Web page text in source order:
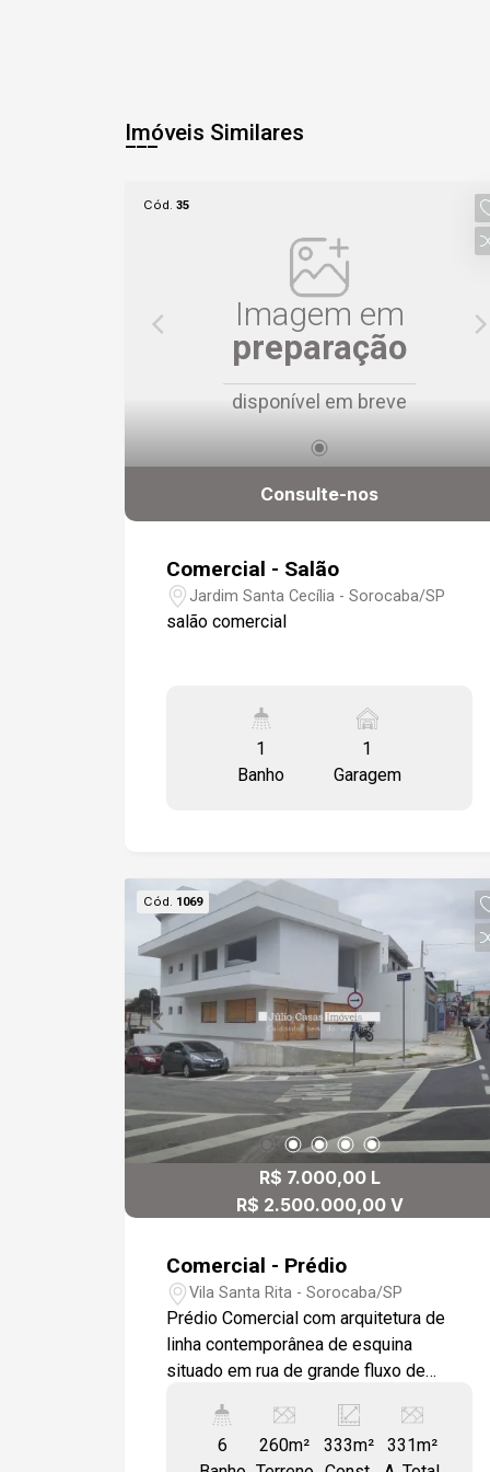
Imóveis Similares
Cód. 35
Imagem em
preparação
disponível em breve
Consulte-nos
Comercial - Salão
Jardim Santa Cecília - Sorocaba/SP
salão comercial
1
Banho
1
Garagem
Cód. 1069
R$ 7.000,00 L
R$ 2.500.000,00 V
Comercial - Prédio
Vila Santa Rita - Sorocaba/SP
Prédio Comercial com arquitetura de
linha contemporânea de esquina
situado em rua de grande fluxo de
na região central e de acesso a zona
norte em corredor de comércios e
6
260m²
333m²
331m²